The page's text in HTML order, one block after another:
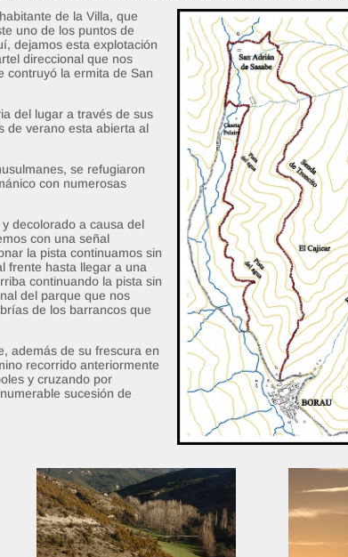
de la Villa, que
uno de los puntos de
dejamos esta explotación
direccional que nos
contruyó la ermita de San
del lugar a través de sus
de verano esta abierta al
se refugiaron
con numerosas
decolorado a causa del
con una señal
la pista continuamos sin
frente hasta llegar a una
continuando la pista sin
del parque que nos
de los barrancos que
además de su frescura en
recorrido anteriormente
y cruzando por
sucesión de